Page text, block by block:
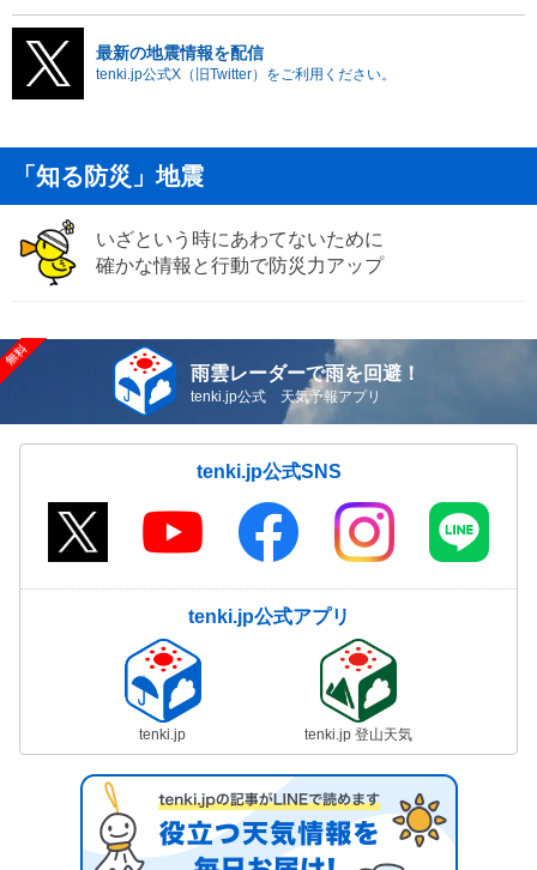
最新の地震情報を配信
tenki.jp公式X（旧Twitter）をご利用ください。
「知る防災」地震
いざという時にあわてないために
確かな情報と行動で防災力アップ
雨雲レーダーで雨を回避！
tenki.jp公式 天気予報アプリ
tenki.jp公式SNS
tenki.jp公式アプリ
tenki.jp tenki.jp 登山天気